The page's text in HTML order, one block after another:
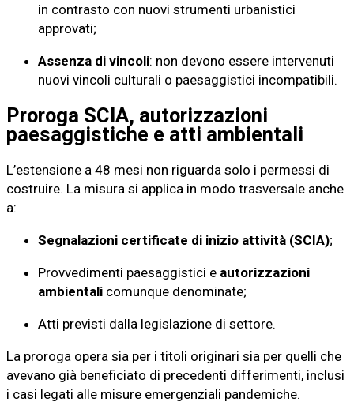
in contrasto con nuovi strumenti urbanistici
approvati;
Assenza di vincoli: non devono essere intervenuti
nuovi vincoli culturali o paesaggistici incompatibili.
Proroga SCIA, autorizzazioni
paesaggistiche e atti ambientali
L’estensione a 48 mesi non riguarda solo i permessi di
costruire. La misura si applica in modo trasversale anche
a:
Segnalazioni certificate di inizio attività (SCIA);
Provvedimenti paesaggistici e autorizzazioni
ambientali comunque denominate;
Atti previsti dalla legislazione di settore.
La proroga opera sia per i titoli originari sia per quelli che
avevano già beneficiato di precedenti differimenti, inclusi
i casi legati alle misure emergenziali pandemiche.